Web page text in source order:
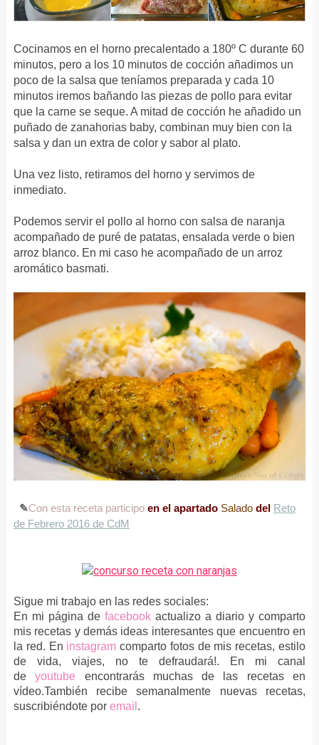
Cocinamos en el horno precalentado a 180º C durante 60
minutos, pero a los 10 minutos de cocción añadimos un
poco de la salsa que teníamos preparada y cada 10
minutos iremos bañando las piezas de pollo para evitar
que la carne se seque. A mitad de cocción he añadido un
puñado de zanahorias baby, combinan muy bien con la
salsa y dan un extra de color y sabor al plato.
Una vez listo, retiramos del horno y servimos de
inmediato.
Podemos servir el pollo al horno con salsa de naranja
acompañado de puré de patatas, ensalada verde o bien
arroz blanco. En mi caso he acompañado de un arroz
aromático basmati.
✎Con esta receta participo en el apartado Salado del Reto
de Febrero 2016 de CdM
Sigue mi trabajo en las redes sociales:
En mi página de facebook actualizo a diario y comparto
mis recetas y demás ideas interesantes que encuentro en
la red. En instagram comparto fotos de mis recetas, estilo
de vida, viajes, no te defraudará!. En mi canal
deyoutube
encontrarás muchas de las recetas en
vídeo.También recibe semanalmente nuevas recetas,
suscribiéndote por email .